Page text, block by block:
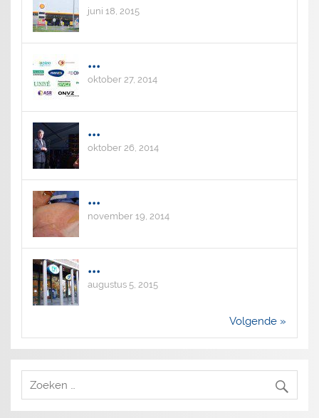
juni 18, 2015
...
oktober 27, 2014
...
oktober 26, 2014
...
november 19, 2014
...
augustus 5, 2015
Volgende »